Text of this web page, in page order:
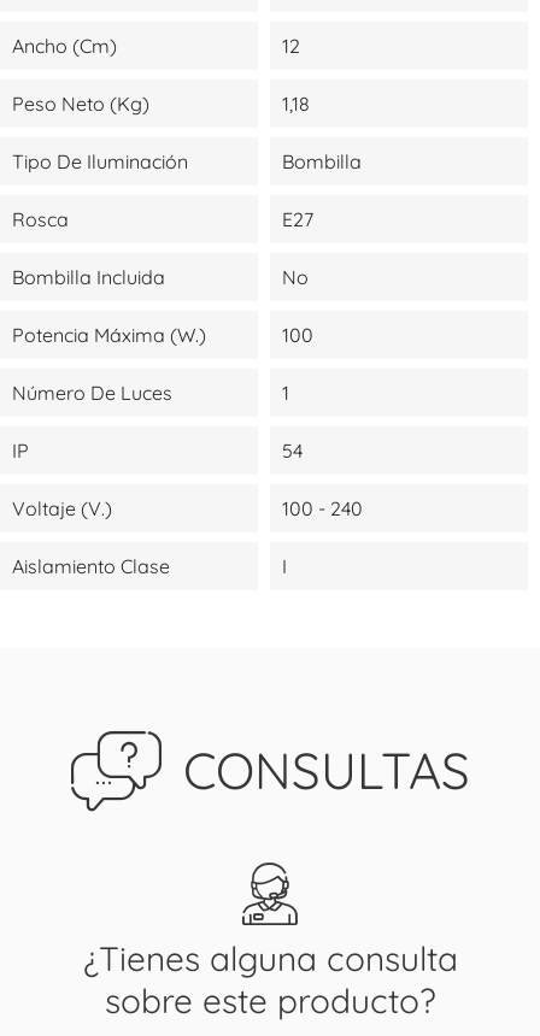
Ancho (cm) 12
Peso Neto (kg) 1,18
Tipo De Iluminación Bombilla
Rosca E27
Bombilla Incluida No
Potencia Máxima (W.) 100
Número De Luces 1
IP 54
Voltaje (V.) 100 - 240
Aislamiento Clase I
CONSULTAS
¿Tienes alguna consulta
sobre este producto?